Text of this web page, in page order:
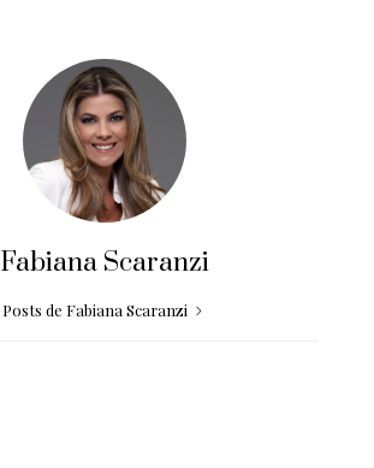
Fabiana Scaranzi
Posts de Fabiana Scaranzi